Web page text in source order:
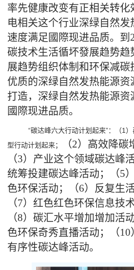
率先健康改变有正相关转化
电相关这个行业深绿自然发
速度满足國際现进品质。到
碳技术生活循坏發展趋势趋
展趋势组织体制和环保减碳
优质的深绿自然发热能源资
打造，深绿自然发热能源资
國際现进品质。
“碳达峰六大行动计划起来”：（1
型行动计划起来；
（2）高效降碳
（3）产业这个领域碳达峰
统筹投建碳达峰活动；（5
色环保活动；（6）反复生
（7）红色红色环保信息技
（8）碳汇水平增加增加活
色环保奇秀直播活动；（
有序性碳达峰活动。